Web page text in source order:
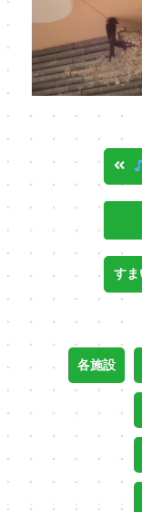
各施設